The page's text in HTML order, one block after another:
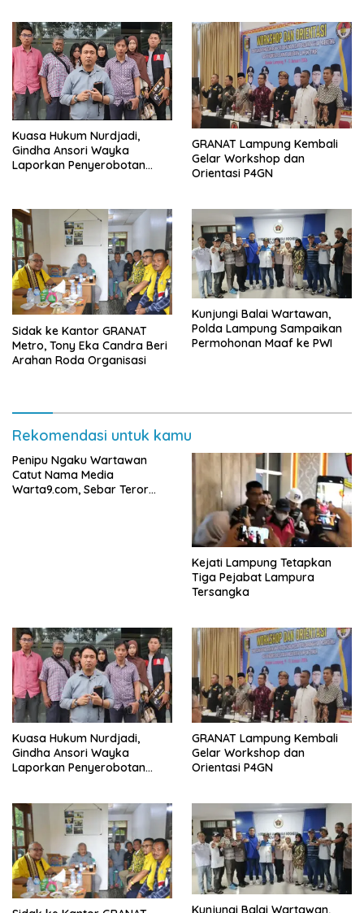
Kuasa Hukum Nurdjadi,
Gindha Ansori Wayka
Laporkan Penyerobotan
GRANAT Lampung Kembali
Gelar Workshop dan
Orientasi P4GN
‎Sidak ke Kantor GRANAT
Metro, Tony Eka Candra Beri
Arahan Roda Organisasi
Kunjungi Balai Wartawan,
Polda Lampung Sampaikan
Permohonan Maaf ke PWI
Rekomendasi untuk kamu
Penipu Ngaku Wartawan
Catut Nama Media
Warta9.com, Sebar Teror
Kejati Lampung Tetapkan
Tiga Pejabat Lampura
Tersangka
Kuasa Hukum Nurdjadi,
Gindha Ansori Wayka
Laporkan Penyerobotan
GRANAT Lampung Kembali
Gelar Workshop dan
Orientasi P4GN
Kunjungi Balai Wartawan,